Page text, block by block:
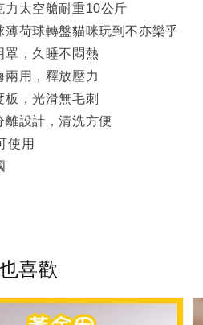
太空艙耐重10公斤
荷球轉盤貓咪玩到不亦樂乎
，久睡不悶熱
用，釋放壓力
，光滑無毛刺
設計，清洗方便
使用
喜歡